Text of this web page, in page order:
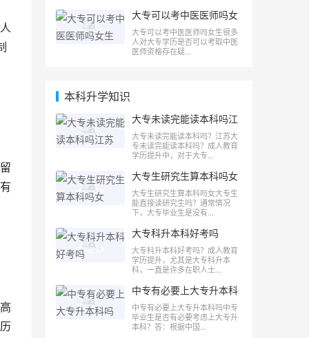
大专可以考中医医师吗女
生
大专可以考中医医师吗女生很多
人对大专学历是否可以考取中医
医师资格存在疑...
本科升学知识
大专未读完能读本科吗江
苏
大专未读完能读本科吗？江苏大
专未读完能读本科吗？成人教育
学历提升中，对于大专...
大专生研究生算本科吗女
大专生研究生算本科吗女大专生
能直接读研究生吗？通常情况
下，大专毕业生是没有...
大专科升本科好考吗
大专科升本科好考吗？成人教育
学历提升，尤其是大专科升本
科，一直是许多在职人士...
中专有必要上大专升本科
吗
中专有必要上大专升本科吗中专
毕业生是否有必要考虑上大专升
本科？答：根据中国...